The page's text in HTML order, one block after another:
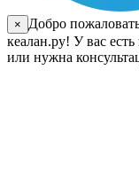
×
Добро
кеалан.ру! У вас есть
или нужна